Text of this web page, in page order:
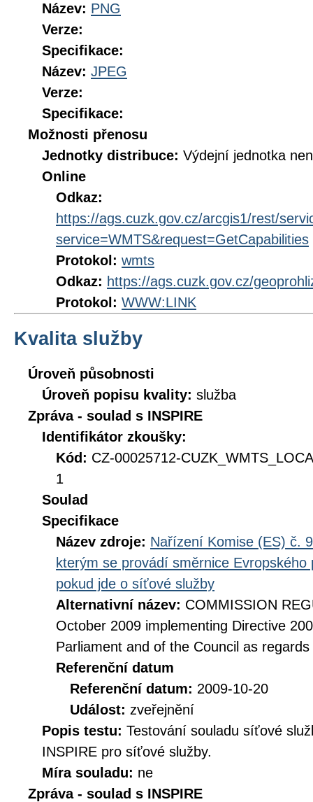
Název: PNG
Verze:
Specifikace:
Název: JPEG
Verze:
Specifikace:
Možnosti přenosu
Jednotky distribuce: Výdejní jednotka
Online
Odkaz:
https://ags.cuzk.gov.cz/arcgis1/rest/
service=WMTS&request=GetCapabilities
Protokol: wmts
Odkaz: https://ags.cuzk.gov.cz/
Protokol: WWW:LINK
Kvalita služby
Úroveň působnosti
Úroveň popisu kvality: služba
Zpráva - soulad s INSPIRE
Identifikátor zkoušky:
Kód: CZ-00025712-
1
Soulad
Specifikace
Název zdroje: Nařízení Komise (ES) č.
kterým se provádí směrnice
pokud jde o síťové služby
Alternativní název: COMMISSION
October 2009 implementing Directive
Parliament and of the Council as
Referenční datum
Referenční datum: 2009-10-20
Událost: zveřejnění
Popis testu: Testování souladu síťové
INSPIRE pro síťové služby.
Míra souladu: ne
Zpráva - soulad s INSPIRE